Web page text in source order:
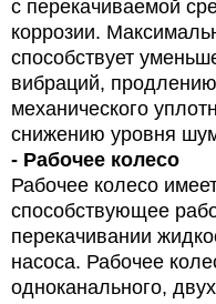
с перекачиваемой
коррозии.
способствует
вибраций,
механического
снижению уровня
- Рабочее колесо
Рабочее колесо
способствующее
перекачивании
насоса. Рабочее
одноканального,